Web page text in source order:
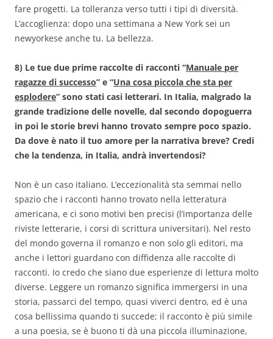
fare progetti. La tolleranza verso tutti i tipi di diversità.
L’accoglienza: dopo una settimana a New York sei un
newyorkese anche tu. La bellezza.
8) Le tue due prime raccolte di racconti “Manuale per
ragazze di successo” e “Una cosa piccola che sta per
esplodere” sono stati casi letterari. In Italia, malgrado la
grande tradizione delle novelle, dal secondo dopoguerra
in poi le storie brevi hanno trovato sempre poco spazio.
Da dove è nato il tuo amore per la narrativa breve? Credi
che la tendenza, in Italia, andrà invertendosi?
Non è un caso italiano. L’eccezionalità sta semmai nello
spazio che i racconti hanno trovato nella letteratura
americana, e ci sono motivi ben precisi (l’importanza delle
riviste letterarie, i corsi di scrittura universitari). Nel resto
del mondo governa il romanzo e non solo gli editori, ma
anche i lettori guardano con diffidenza alle raccolte di
racconti. Io credo che siano due esperienze di lettura molto
diverse. Leggere un romanzo significa immergersi in una
storia, passarci del tempo, quasi viverci dentro, ed è una
cosa bellissima quando ti succede; il racconto è più simile
a una poesia, se è buono ti dà una piccola illuminazione,